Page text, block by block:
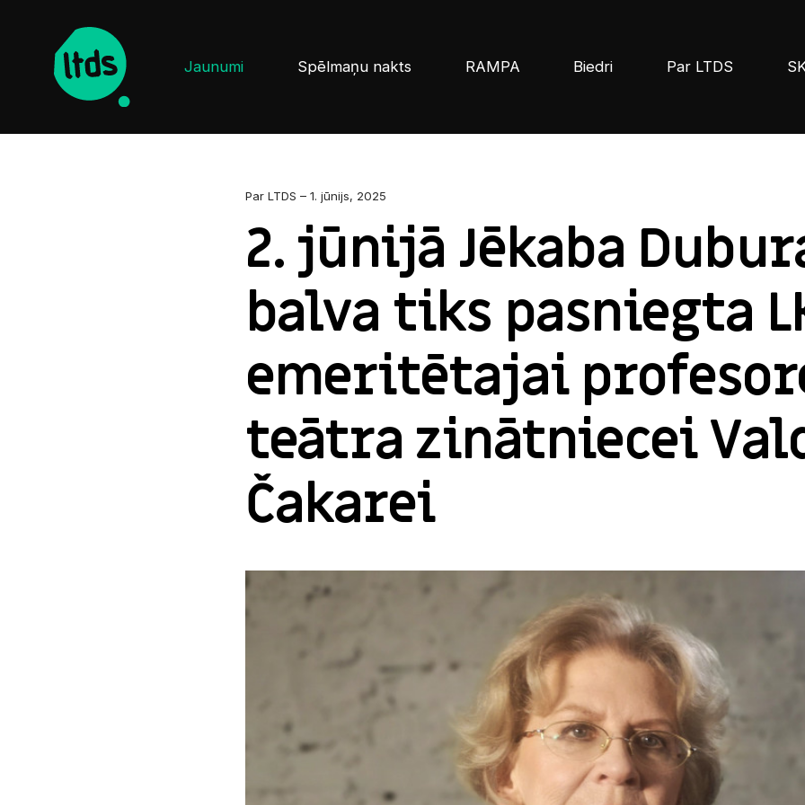
Jaunumi Spēlmaņu nakts RAMPA Biedri Par LTDS
Par LTDS – 1. jūnijs, 2025
2. jūnijā Jēkaba
balva tiks pasniegta
emeritētajai
teātra zinātniecei
Čakarei